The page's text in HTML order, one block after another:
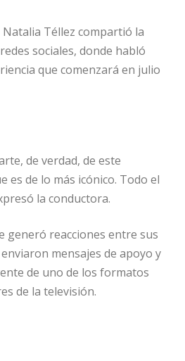
Téllez compartió la
sociales, donde habló
que comenzará en julio
de verdad, de este
es de lo más icónico. Todo el
la conductora.
generó reacciones entre sus
mensajes de apoyo y
de uno de los formatos
de la televisión.